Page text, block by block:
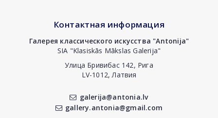
Контактная информация
Галерея классического искусства "Antonija"
SIA "Klasiskās Mākslas Galerija"
Улица Бривибас 142, Рига
LV-1012, Латвия
galerija@antonia.lv
gallery.antonia@gmail.com